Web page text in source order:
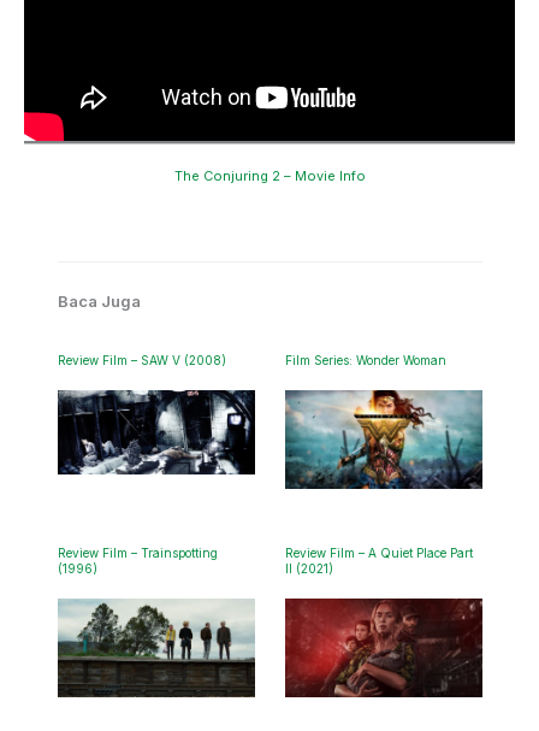
The Conjuring 2 – Movie Info
Baca Juga
Review Film – SAW V (2008) Film Series: Wonder Woman
Review Film – Trainspotting
(1996)
Review Film – A Quiet Place Part
II (2021)